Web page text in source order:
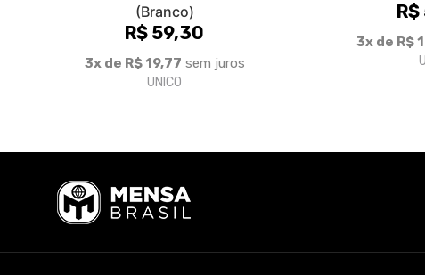
(Branco)
R$ 59,30
3x de R$ 19,77 sem juros
UNICO
3x de R$